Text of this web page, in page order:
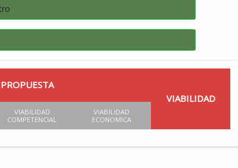
VIABILIDAD
VIABILIDAD
COMPETENCIAL
VIABILIDAD
ECONOMICA